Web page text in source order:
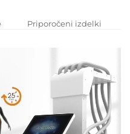
Priporočeni izdelki